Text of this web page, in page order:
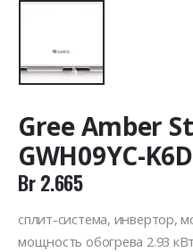
Gree Amber
GWH09YC-
Br2.665
сплит-система, инвертор,
мощность обогрева 2.93